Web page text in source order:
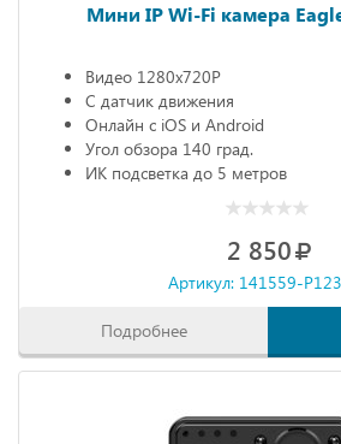
Мини IP Wi-Fi камера
Видео 1280х720P
С датчик движения
Онлайн с iOS и Android
Угол обзора 140 град.
ИК подсветка до 5 метров
2 850
Артикул: 141559-
Подробнее